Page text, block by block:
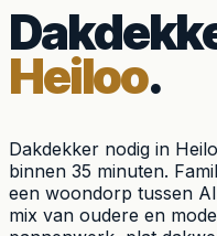
Heiloo.
Dakdekker nodig in
binnen 35 minuten.
een woondorp tussen
mix van oudere en